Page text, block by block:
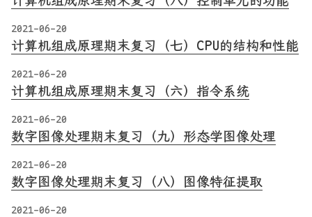
2021-06-20
计算机组成原理期末复习（七）CPU的结构和性能
2021-06-20
计算机组成原理期末复习（六）指令系统
2021-06-20
数字图像处理期末复习（九）形态学图像处理
2021-06-20
数字图像处理期末复习（八）图像特征提取
2021-06-20